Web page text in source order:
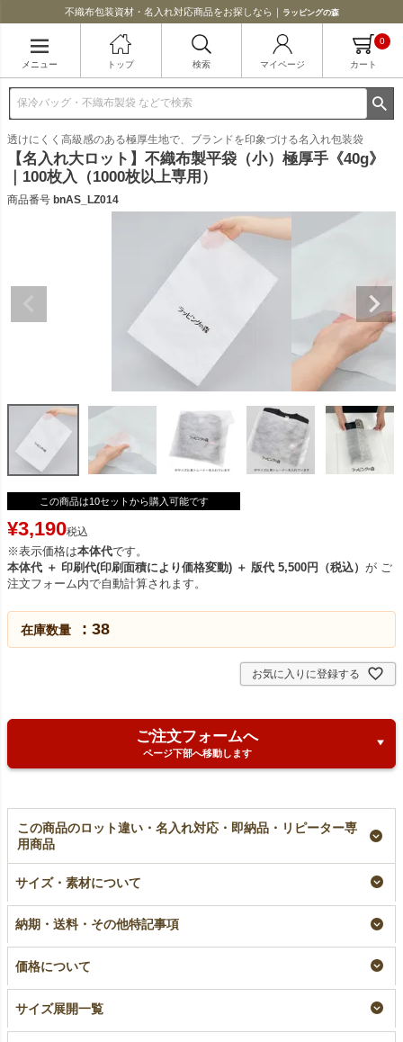
不織布包装資材・名入れ対応商品をお探しなら｜ ラッピングの森
メニュー トップ 検索 マイページ カート
0
透けにくく高級感のある極厚生地で、ブランドを印象づける名入れ包装袋
【名入れ大ロット】不織布製平袋（小）極厚手《40g》
｜100枚入（1000枚以上専用）
商品番号 bnAS_LZ014
この商品は10セットから購入可能です
¥3,190税込
※表示価格は本体代です。
本体代 ＋ 印刷代(印刷面積により価格変動) ＋ 版代 5,500円（税込） が ご
注文フォーム内で自動計算されます。
在庫数量 38
お気に入りに登録する
ご注文フォームへ
ページ下部へ移動します
この商品のロット違い・名入れ対応・即納品・リピーター専
用商品
織布製平袋（小）極厚
（1000枚以上専用）
大ロット名入れ
¥3,190税込
名入れ
厚手《40g》｜100枚
サイズ・素材について
納期・送料・その他特記事項
価格について
サイズ展開一覧